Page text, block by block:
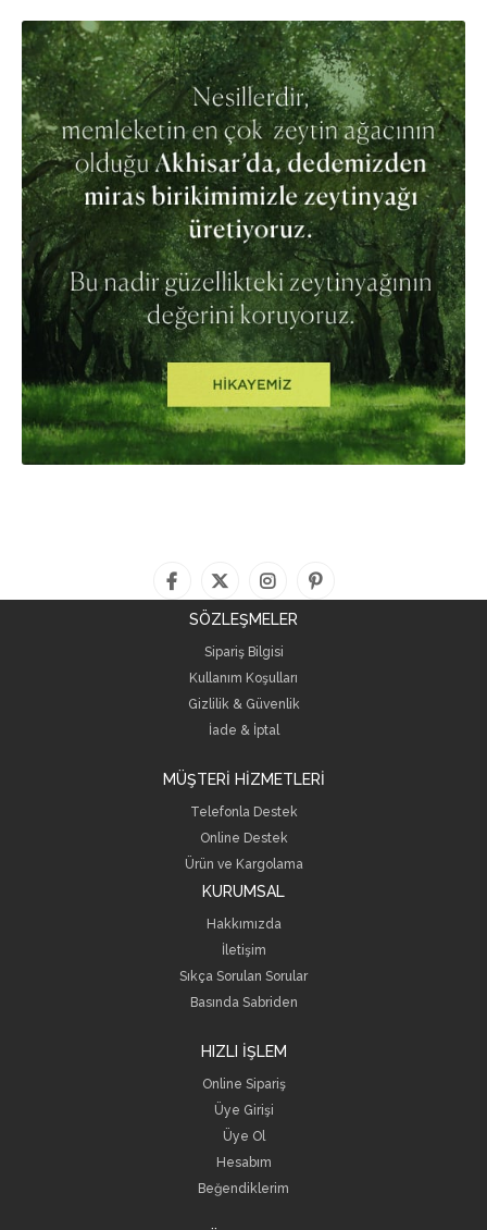
SÖZLEŞMELER
Sipariş Bilgisi
Kullanım Koşulları
Gizlilik & Güvenlik
İade & İptal
MÜŞTERİ HİZMETLERİ
Telefonla Destek
Online Destek
Ürün ve Kargolama
KURUMSAL
Hakkımızda
İletişim
Sıkça Sorulan Sorular
Basında Sabriden
HIZLI İŞLEM
Online Sipariş
Üye Girişi
Üye Ol
Hesabım
Beğendiklerim